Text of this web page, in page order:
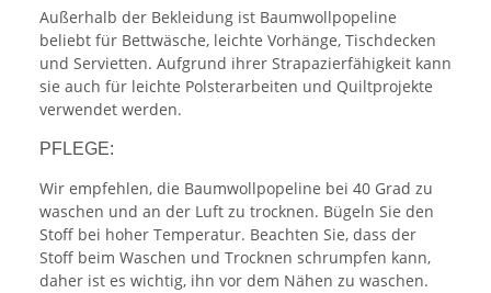
Außerhalb der Bekleidung ist Baumwollpopeline
beliebt für Bettwäsche, leichte Vorhänge, Tischdecken
und Servietten. Aufgrund ihrer Strapazierfähigkeit kann
sie auch für leichte Polsterarbeiten und Quiltprojekte
verwendet werden.
PFLEGE:
Wir empfehlen, die Baumwollpopeline bei 40 Grad zu
waschen und an der Luft zu trocknen. Bügeln Sie den
Stoff bei hoher Temperatur. Beachten Sie, dass der
Stoff beim Waschen und Trocknen schrumpfen kann,
daher ist es wichtig, ihn vor dem Nähen zu waschen.